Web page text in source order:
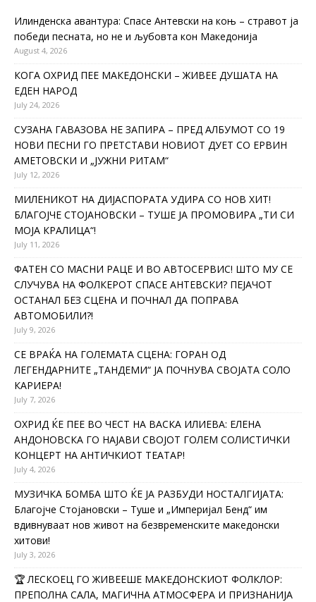
Илинденска авантура: Спасе Антевски на коњ – стравот ја
победи песната, но не и љубовта кон Македонија
August 4, 2026
КОГА ОХРИД ПЕЕ МАКЕДОНСКИ – ЖИВЕЕ ДУШАТА НА
ЕДЕН НАРОД
July 24, 2026
СУЗАНА ГАВАЗОВА НЕ ЗАПИРА – ПРЕД АЛБУМОТ СО 19
НОВИ ПЕСНИ ГО ПРЕТСТАВИ НОВИОТ ДУЕТ СО ЕРВИН
АМЕТОВСКИ И „ЈУЖНИ РИТАМ“
July 12, 2026
МИЛЕНИКОТ НА ДИЈАСПОРАТА УДИРА СО НОВ ХИТ!
БЛАГОЈЧЕ СТОЈАНОВСКИ – ТУШЕ ЈА ПРОМОВИРА „ТИ СИ
МОЈА КРАЛИЦА“!
July 11, 2026
ФАТЕН СО МАСНИ РАЦЕ И ВО АВТОСЕРВИС! ШТО МУ СЕ
СЛУЧУВА НА ФОЛКЕРОТ СПАСЕ АНТЕВСКИ? ПЕЈАЧОТ
ОСТАНАЛ БЕЗ СЦЕНА И ПОЧНАЛ ДА ПОПРАВА
АВТОМОБИЛИ?!
July 9, 2026
СЕ ВРАЌА НА ГОЛЕМАТА СЦЕНА: ГОРАН ОД
ЛЕГЕНДАРНИТЕ „ТАНДЕМИ“ ЈА ПОЧНУВА СВОЈАТА СОЛО
КАРИЕРА!
July 7, 2026
ОХРИД ЌЕ ПЕЕ ВО ЧЕСТ НА ВАСКА ИЛИЕВА: ЕЛЕНА
АНДОНОВСКА ГО НАЈАВИ СВОЈОТ ГОЛЕМ СОЛИСТИЧКИ
КОНЦЕРТ НА АНТИЧКИОТ ТЕАТАР!
July 4, 2026
МУЗИЧКА БОМБА ШТО ЌЕ ЈА РАЗБУДИ НОСТАЛГИЈАТА:
Благојче Стојановски – Туше и „Империјал Бенд“ им
вдивнуваат нов живот на безвременските македонски
хитови!
July 3, 2026
🏆 ЛЕСКОЕЦ ГО ЖИВЕЕШЕ МАКЕДОНСКИОТ ФОЛКЛОР:
ПРЕПОЛНА САЛА, МАГИЧНА АТМОСФЕРА И ПРИЗНАНИЈА